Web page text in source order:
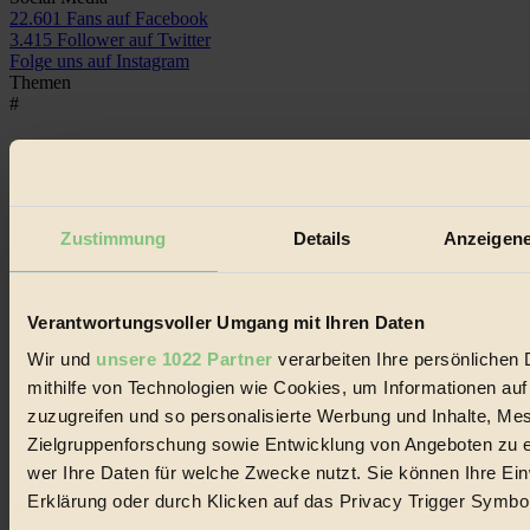
Zustimmung Details
Verantwortungsvoller Umgang mit Ihren Daten
Wir und unsere 1022 Partner verarbeiten Ihre persönlichen
mithilfe von Technologien wie Cookies, um Informationen
zuzugreifen und so personalisierte Werbung und Inhalte,
Zielgruppenforschung sowie Entwicklung von Angeboten zu
wer Ihre Daten für welche Zwecke nutzt. Sie können Ihre
Erklärung oder durch Klicken auf das Privacy Trigger
22.601 Fans auf Facebook
3.415 Follower auf Twitter
Folge uns auf Instagram
Themen
#
Bio
Nachhaltigkeit
Vegan
Lebensmittel